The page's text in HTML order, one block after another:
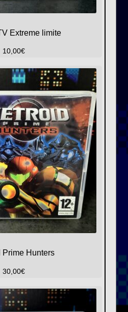
Extreme limite
10,00€
Prime Hunters
30,00€